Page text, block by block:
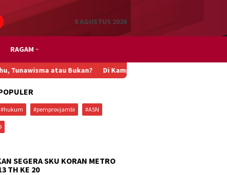
8 AGUSTUS 2026
RAGAM
atau Bukan? Di Kampung Nelayan Pakis Jaya Karawang,
#hukum #pemprovjambi #ASN
SEGERA SKU KORAN METRO
TH KE 20